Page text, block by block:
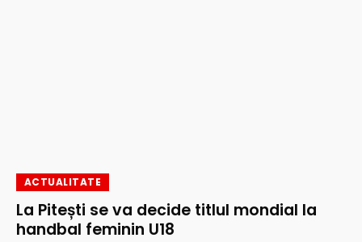
ACTUALITATE
La Pitești se va decide titlul mondial la
handbal feminin U18